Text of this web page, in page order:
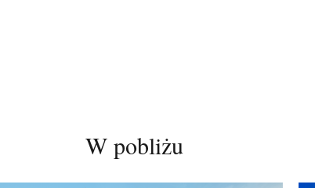
W pobliżu